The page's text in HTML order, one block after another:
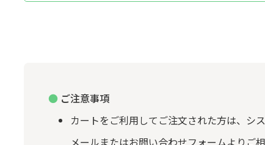
ご注意事項
カートをご利用してご注文された方は、シ